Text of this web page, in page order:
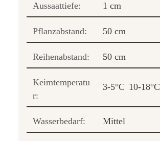
Aussaattiefe: 1 cm
Pflanzabstand: 50 cm
Reihenabstand: 50 cm
Keimtemperatu
r:
3-5°C 10-18°C
Wasserbedarf: Mittel